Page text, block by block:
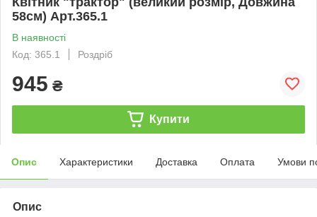
58см) Арт.365.1
В наявності
Код: 365.1
Роздріб
945 ₴
Купити
Опис Характеристики Доставка Оплата Умови
Опис